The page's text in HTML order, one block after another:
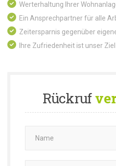
Werterhaltung Ihrer
Ein Ansprechpartner für alle
Zeitersparnis gegenüber
Ihre Zufriedenheit ist unser Ziel
Rückruf